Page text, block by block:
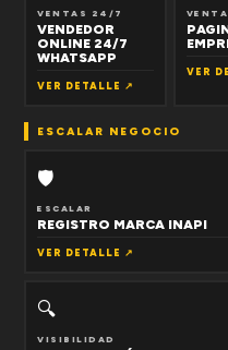
VENTAS 24/7
VENDEDOR
ONLINE 24/7
WHATSAPP
VER DETALLE ↗
VER
ESCALAR NEGOCIO
🛡
ESCALAR
REGISTRO MARCA INAPI
VER DETALLE ↗
🔍
VISIBILIDAD